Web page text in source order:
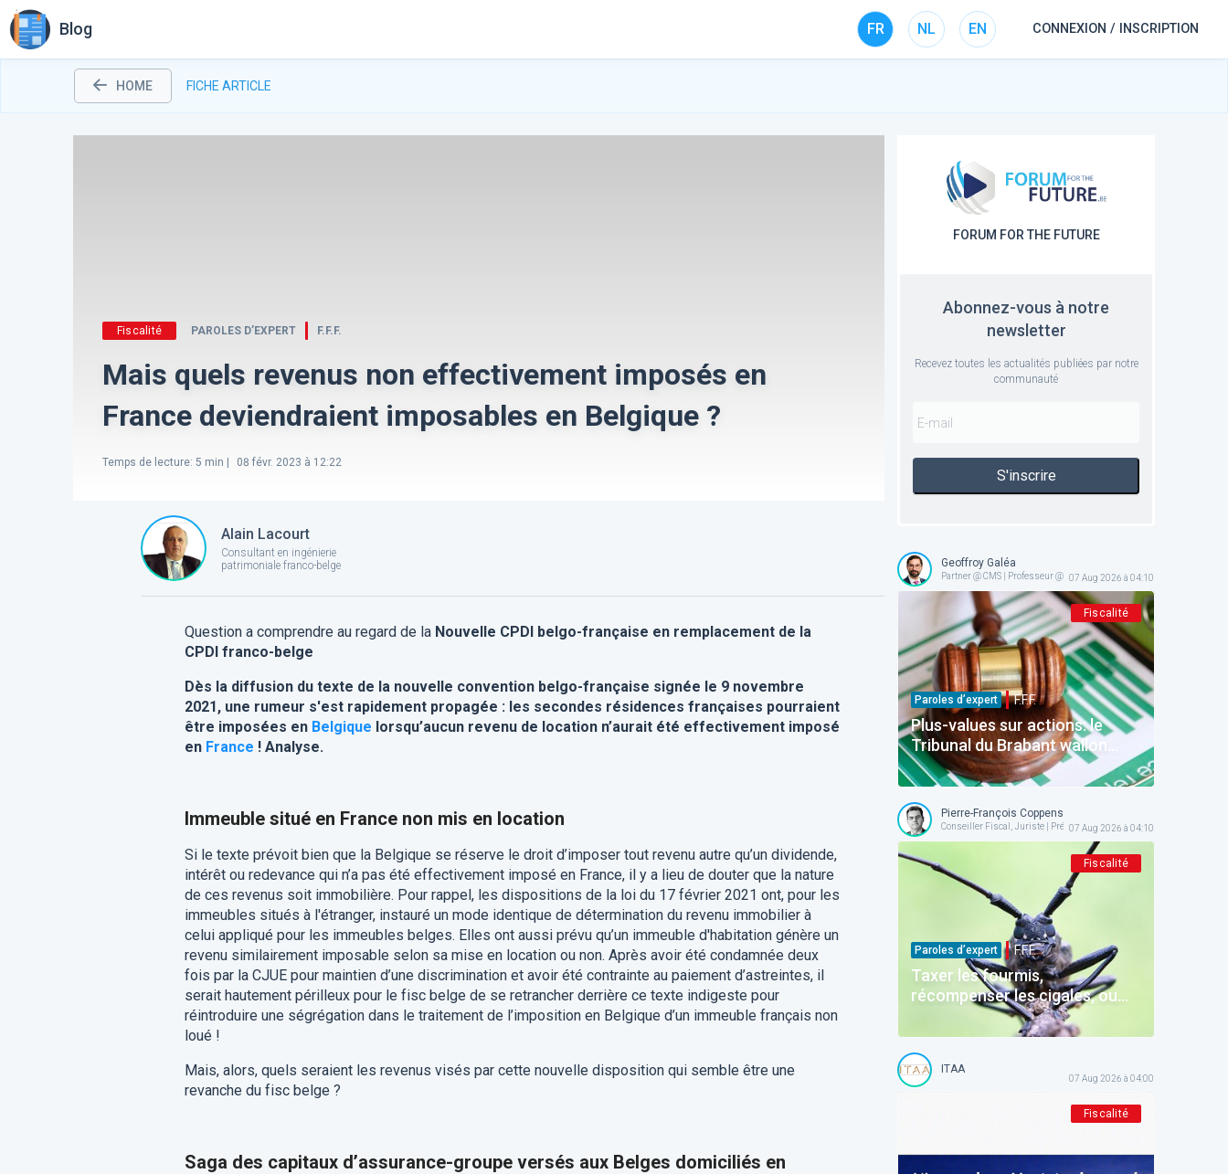
Blog FR NL EN CONNEXION / INSCRIPTION
HOME FICHE ARTICLE
Fiscalité PAROLES D’EXPERT F.F.F.
Mais quels revenus non effectivement imposés en
France deviendraient imposables en Belgique ?
Temps de lecture: 5 min | 08 févr. 2023 à 12:22
Alain Lacourt
Consultant en ingénierie
patrimoniale franco-belge
Question a comprendre au regard de la Nouvelle CPDI belgo-française en remplacement de la
CPDI franco-belge
Dès la diffusion du texte de la nouvelle convention belgo-française signée le 9 novembre
2021, une rumeur s'est rapidement propagée : les secondes résidences françaises pourraient
être imposées en Belgique lorsqu’aucun revenu de location n’aurait été effectivement imposé
en France ! Analyse.
Immeuble situé en France non mis en location
Si le texte prévoit bien que la Belgique se réserve le droit d’imposer tout revenu autre qu’un dividende,
intérêt ou redevance qui n’a pas été effectivement imposé en France, il y a lieu de douter que la nature
de ces revenus soit immobilière. Pour rappel, les dispositions de la loi du 17 février 2021 ont, pour les
immeubles situés à l'étranger, instauré un mode identique de détermination du revenu immobilier à
celui appliqué pour les immeubles belges. Elles ont aussi prévu qu’un immeuble d'habitation génère un
revenu similairement imposable selon sa mise en location ou non. Après avoir été condamnée deux
fois par la CJUE pour maintien d’une discrimination et avoir été contrainte au paiement d’astreintes, il
serait hautement périlleux pour le fisc belge de se retrancher derrière ce texte indigeste pour
réintroduire une ségrégation dans le traitement de l’imposition en Belgique d’un immeuble français non
loué !
Mais, alors, quels seraient les revenus visés par cette nouvelle disposition qui semble être une
revanche du fisc belge ?
Saga des capitaux d’assurance-groupe versés aux Belges domiciliés en
FORUM FOR THE FUTURE
Abonnez-vous à notre
newsletter
Recevez toutes les actualités publiées par notre
communauté
S'inscrire
Geoffroy Galéa
Partner @ CMS | Professeur @ ICHEC-ESSF
07 Aug 2026 à 04:10
Fiscalité
Paroles d’expert F.F.F.
Plus-values sur actions: le
Tribunal du Brabant wallon
précise la frontière entre
gestion normale et spéculation
Pierre-François Coppens
Conseiller Fiscal, Juriste | Président @ AFPC
07 Aug 2026 à 04:10
Fiscalité
Paroles d’expert F.F.F.
Taxer les fourmis,
récompenser les cigales, ou
comment la Belgique
décourage ceux qui épargnent
ITAA
07 Aug 2026 à 04:00
Fiscalité